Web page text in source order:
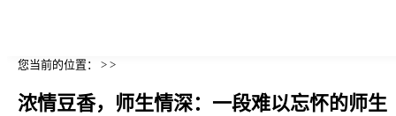
您当前的位置： > >
浓情豆香，师生情深：一段难以忘怀的师生